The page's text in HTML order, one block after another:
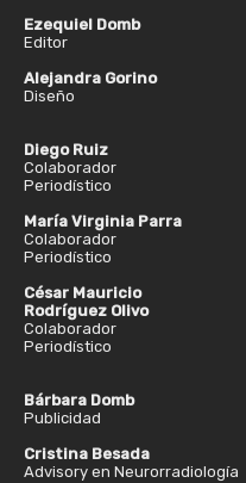
Ezequiel Domb
Editor
Alejandra Gorino
Diseño
Diego Ruiz
Colaborador
Periodístico
María Virginia Parra
Colaborador
Periodístico
César Mauricio
Rodríguez Olivo
Colaborador
Periodístico
Bárbara Domb
Publicidad
Cristina Besada
Advisory en Neurorradiología